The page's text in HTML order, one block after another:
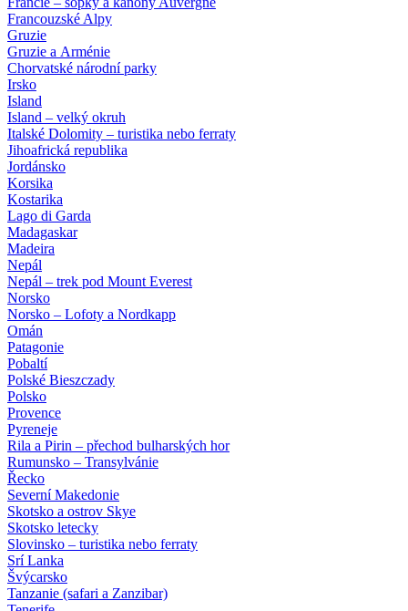
Francouzské Alpy
Gruzie
Gruzie a Arménie
Chorvatské národní parky
Irsko
Island
Island – velký okruh
Italské Dolomity – turistika nebo ferraty
Jihoafrická republika
Jordánsko
Korsika
Kostarika
Lago di Garda
Madagaskar
Madeira
Nepál
Nepál – trek pod Mount Everest
Norsko
Norsko – Lofoty a Nordkapp
Omán
Patagonie
Pobaltí
Polské Bieszczady
Polsko
Provence
Pyreneje
Rila a Pirin – přechod bulharských hor
Rumunsko – Transylvánie
Řecko
Severní Makedonie
Skotsko a ostrov Skye
Skotsko letecky
Slovinsko – turistika nebo ferraty
Srí Lanka
Švýcarsko
Tanzanie (safari a Zanzibar)